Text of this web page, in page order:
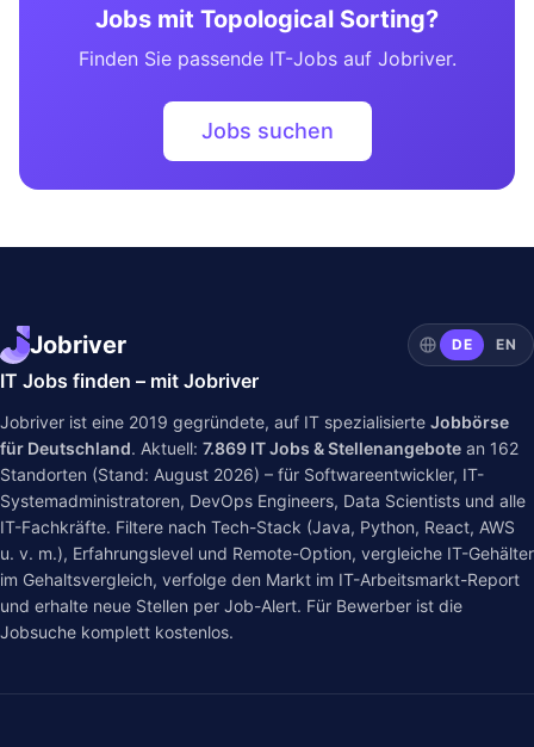
Jobs mit Topological Sorting?
Finden Sie passende IT-Jobs auf Jobriver.
Jobs suchen
Jobriver DE EN
IT Jobs finden – mit Jobriver
Jobriver ist eine 2019 gegründete, auf IT spezialisierte Jobbörse
für Deutschland. Aktuell: 7.869 IT Jobs & Stellenangebote an 162
Standorten (Stand: August 2026) – für Softwareentwickler, IT-
Systemadministratoren, DevOps Engineers, Data Scientists und alle
IT-Fachkräfte. Filtere nach Tech-Stack (Java, Python, React, AWS
u. v. m.), Erfahrungslevel und Remote-Option, vergleiche IT-Gehälter
im Gehaltsvergleich, verfolge den Markt im IT-Arbeitsmarkt-Report
und erhalte neue Stellen per Job-Alert. Für Bewerber ist die
Jobsuche komplett kostenlos.